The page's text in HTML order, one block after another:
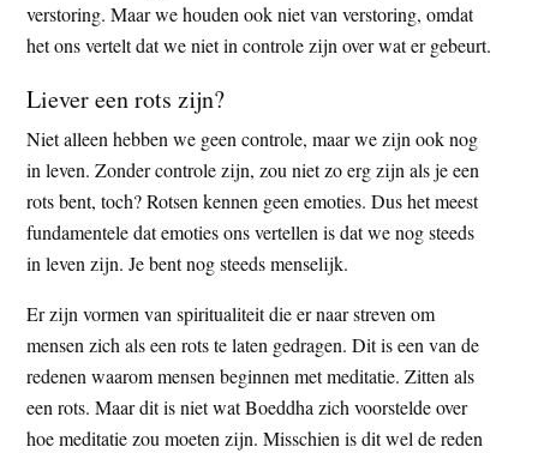
verstoring. Maar we houden ook niet van verstoring, omdat
het ons vertelt dat we niet in controle zijn over wat er gebeurt.
Liever een rots zijn?
Niet alleen hebben we geen controle, maar we zijn ook nog
in leven. Zonder controle zijn, zou niet zo erg zijn als je een
rots bent, toch? Rotsen kennen geen emoties. Dus het meest
fundamentele dat emoties ons vertellen is dat we nog steeds
in leven zijn. Je bent nog steeds menselijk.
Er zijn vormen van spiritualiteit die er naar streven om
mensen zich als een rots te laten gedragen. Dit is een van de
redenen waarom mensen beginnen met meditatie. Zitten als
een rots. Maar dit is niet wat Boeddha zich voorstelde over
hoe meditatie zou moeten zijn. Misschien is dit wel de reden